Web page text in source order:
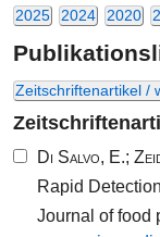
2025 2024 2020
Zeitschriftenartikel /
Di Salvo, E.;
Rapid
Journal of food